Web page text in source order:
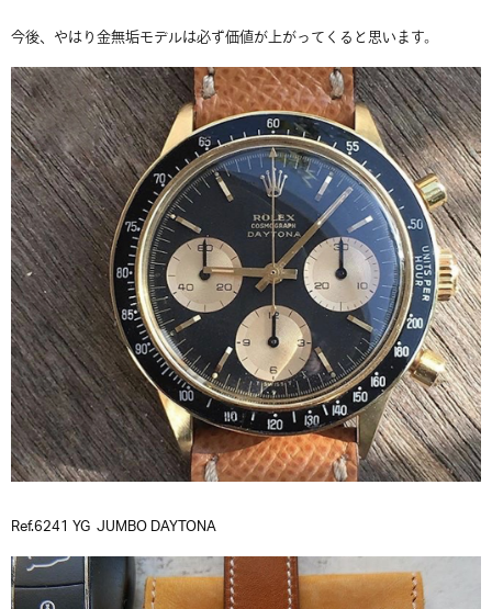
今後、やはり金無垢モデルは必ず価値が上がってくると思います。
Ref.6241 YG JUMBO DAYTONA